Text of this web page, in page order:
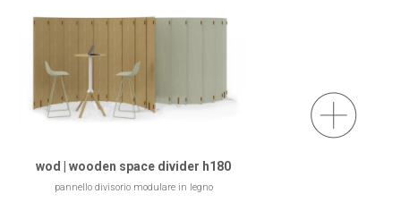
wod | wooden space divider h180
pannello divisorio modulare in legno